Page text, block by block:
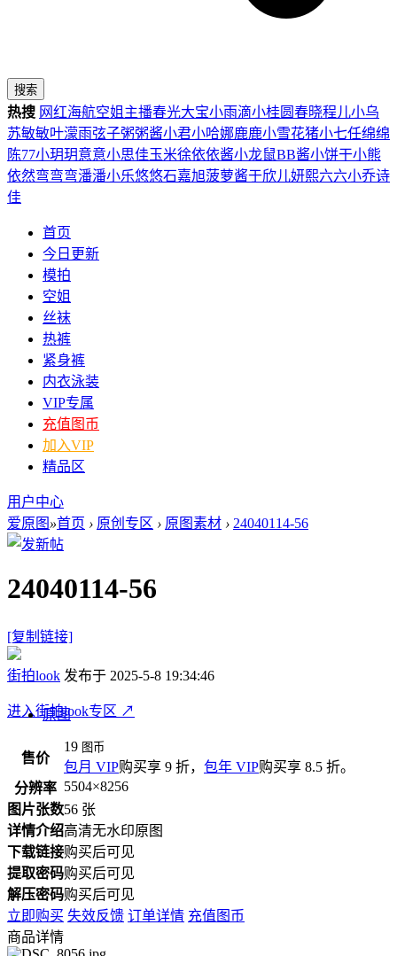
搜索
热搜 网红海航空姐 主播春光大宝小雨滴小桂圆春晓程儿小乌
苏敏敏叶濛雨弦子粥粥酱小君小哈娜鹿鹿小雪花猪小七任绵绵
陈77小玥玥意意小思佳玉米徐依依酱小龙鼠BB酱小饼干小熊
依然弯弯弯潘潘小乐悠悠石嘉旭菠萝酱于欣儿妍熙六六小乔诗
佳
首页
今日更新
模拍
空姐
丝袜
热裤
紧身裤
内衣泳装
VIP专属
充值图币
加入VIP
精品区
用户中心
爱原图 »首页 › 原创专区 › 原图素材 › 24040114-56
24040114-56
[复制链接]
街拍look 发布于 2025-5-8 19:34:46
进入街拍look专区 ↗
原图
售价
19 图币
包月 VIP购买享 9 折， 包年 VIP购买享 8.5 折。
分辨率 5504×8256
图片张数56 张
详情介绍高清无水印原图
下载链接购买后可见
提取密码购买后可见
解压密码购买后可见
立即购买 失效反馈 订单详情 充值图币
商品详情